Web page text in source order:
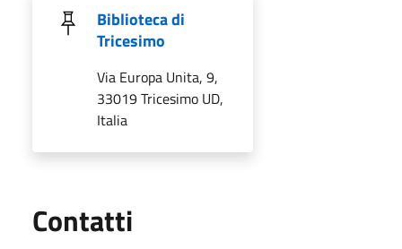
Biblioteca di
Tricesimo
Via Europa Unita, 9,
33019 Tricesimo UD,
Italia
Contatti